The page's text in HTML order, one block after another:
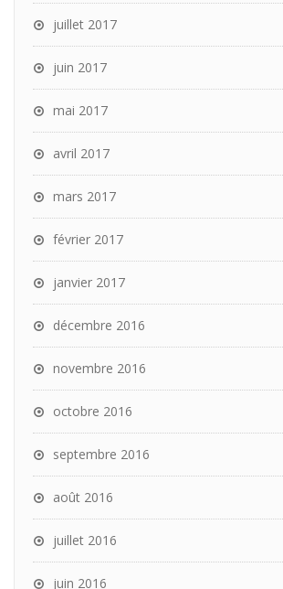
juillet 2017
juin 2017
mai 2017
avril 2017
mars 2017
février 2017
janvier 2017
décembre 2016
novembre 2016
octobre 2016
septembre 2016
août 2016
juillet 2016
juin 2016